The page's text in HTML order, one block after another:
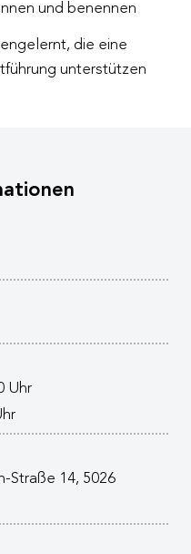
und benennen
die eine
unterstützen
Uhr
Straße 14, 5026